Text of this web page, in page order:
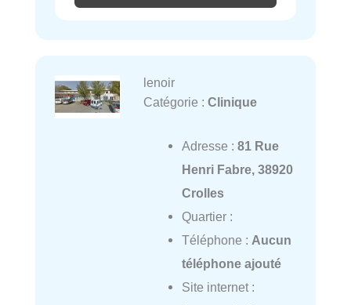
lenoir
Catégorie : Clinique
Adresse : 81 Rue
Henri Fabre, 38920
Crolles
Quartier :
Téléphone : Aucun
téléphone ajouté
Site internet :